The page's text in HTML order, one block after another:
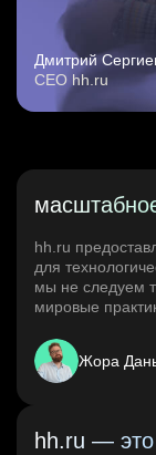
Дмитрий
CEO hh.ru
hh.ru
для
мы не следуем
мировые
Жора
hh.ru —